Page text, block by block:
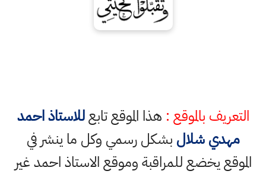
التعريف بالموقع : هذا الموقع تابعللاستاذ احمد
مهدي شلال بشكل رسمي وكل ما ينشر في
الموقع يخضع للمراقبة وموقع الاستاذ احمد غير